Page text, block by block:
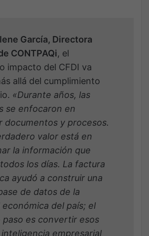
García, Directora
CONTPAQi, el
impacto del CFDI va
allá del cumplimiento
«Durante años, las
se enfocaron en
documentos y procesos.
valor está en
la información que
los días. La factura
ayudó a construir una
de datos de la
del país; el
paso es convertir esos
empresarial